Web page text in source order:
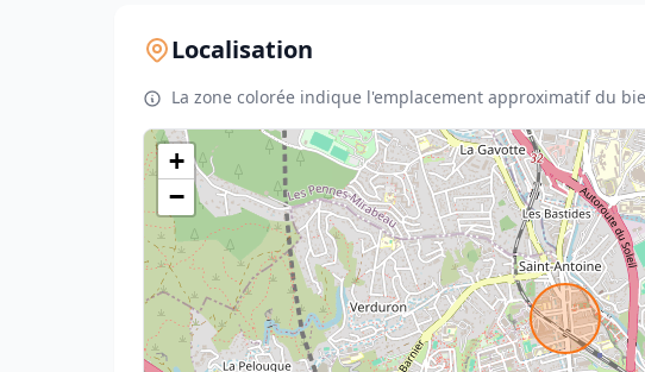
Localisation
La zone colorée indique l'emplacement approximatif du
+
−